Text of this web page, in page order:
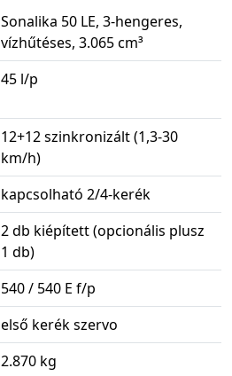
Sonalika 50 LE, 3-hengeres,
vízhűtéses, 3.065 cm³
45 l/p
12+12 szinkronizált (1,3-30
km/h)
kapcsolható 2/4-kerék
2 db kiépített (opcionális plusz
1 db)
540 / 540 E f/p
első kerék szervo
2.870 kg